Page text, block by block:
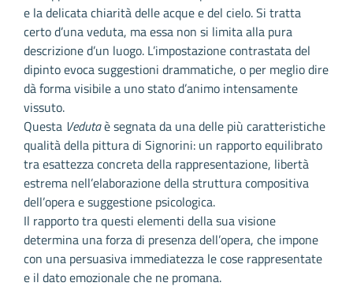
e la delicata chiarità delle acque e del cielo. Si tratta
certo d’una veduta, ma essa non si limita alla pura
descrizione d’un luogo. L’impostazione contrastata del
dipinto evoca suggestioni drammatiche, o per meglio dire
dà forma visibile a uno stato d’animo intensamente
vissuto.
Questa Vedutaè segnata da una delle più caratteristiche
qualità della pittura di Signorini: un rapporto equilibrato
tra esattezza concreta della rappresentazione, libertà
estrema nell’elaborazione della struttura compositiva
dell’opera e suggestione psicologica.
Il rapporto tra questi elementi della sua visione
determina una forza di presenza dell’opera, che impone
con una persuasiva immediatezza le cose rappresentate
e il dato emozionale che ne promana.